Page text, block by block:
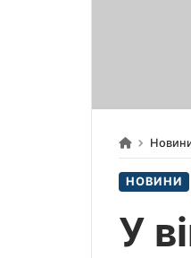
НОВИНИ
У